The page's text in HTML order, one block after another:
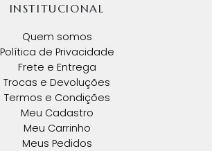
INSTITUCIONAL
Quem somos
Política de Privacidade
Frete e Entrega
Trocas e Devoluções
Termos e Condições
Meu Cadastro
Meu Carrinho
Meus Pedidos